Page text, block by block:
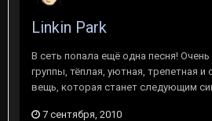
Linkin Park
В сеть попала ещё одна песня!
группы, тёплая, уютная, трепетная
вещь, которая станет следующим
7 сентября, 2010